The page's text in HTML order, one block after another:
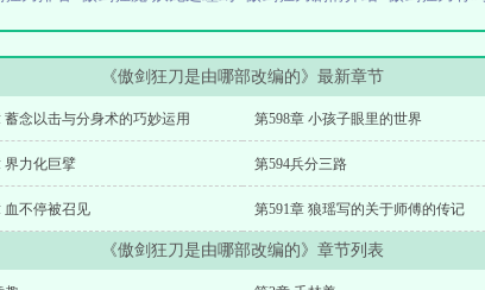
《傲剑狂刀是由哪部改编的》最新章节
蓄念以击与分身术的巧妙运用 第598章 小孩子眼里的世界
界力化巨擘 第594兵分三路
血不停被召见 第591章 狼瑶写的关于师傅的传记
《傲剑狂刀是由哪部改编的》章节列表